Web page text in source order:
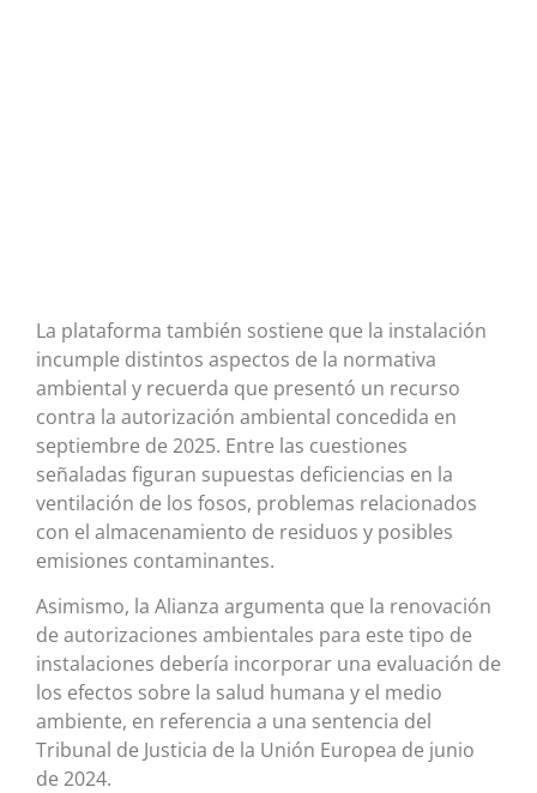
La plataforma también sostiene que la instalación
incumple distintos aspectos de la normativa
ambiental y recuerda que presentó un recurso
contra la autorización ambiental concedida en
septiembre de 2025. Entre las cuestiones
señaladas figuran supuestas deficiencias en la
ventilación de los fosos, problemas relacionados
con el almacenamiento de residuos y posibles
emisiones contaminantes.
Asimismo, la Alianza argumenta que la renovación
de autorizaciones ambientales para este tipo de
instalaciones debería incorporar una evaluación de
los efectos sobre la salud humana y el medio
ambiente, en referencia a una sentencia del
Tribunal de Justicia de la Unión Europea de junio
de 2024.